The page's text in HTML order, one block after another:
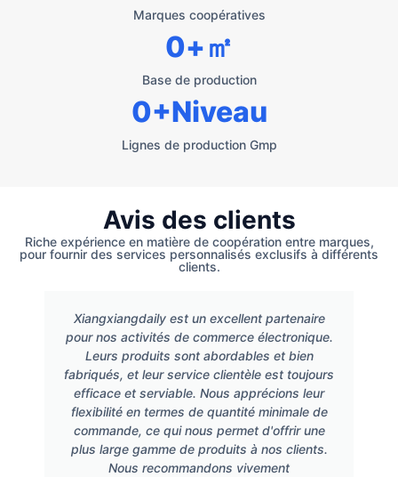
Marques coopératives
Base de production
0+㎡
Lignes de production Gmp
0+Niveau
Avis des clients
Riche expérience en matière de coopération entre marques,
pour fournir des services personnalisés exclusifs à différents
clients.
Xiangxiangdaily est un excellent partenaire
pour nos activités de commerce électronique.
Leurs produits sont abordables et bien
fabriqués, et leur service clientèle est toujours
efficace et serviable. Nous apprécions leur
flexibilité en termes de quantité minimale de
commande, ce qui nous permet d'offrir une
plus large gamme de produits à nos clients.
Nous recommandons vivement